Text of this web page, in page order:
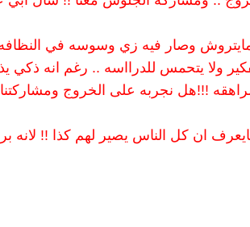
مايتروش وصار فيه زي وسوسه في
ولا يتحمس للدرااسه .. رغم انه ذكي
!!!هل نجربه على الخروج
ان كل الناس يصير لهم كذا !! لانه